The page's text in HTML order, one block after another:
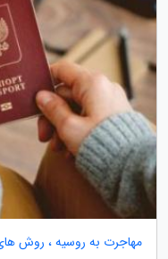
مهاجرت به روسیه ، روش